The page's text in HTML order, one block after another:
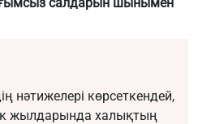
нәтижелері көрсеткендей,
жылдарында халықтың